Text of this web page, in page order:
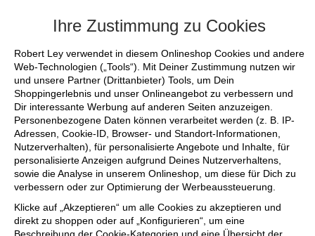
Ihre Zustimmung zu Cookies
Robert Ley verwendet in diesem Onlineshop Cookies und andere
Web-Technologien („Tools“). Mit Deiner Zustimmung nutzen wir
und unsere Partner (Drittanbieter) Tools, um Dein
Shoppingerlebnis und unser Onlineangebot zu verbessern und
Dir interessante Werbung auf anderen Seiten anzuzeigen.
Personenbezogene Daten können verarbeitet werden (z. B. IP-
Adressen, Cookie-ID, Browser- und Standort-Informationen,
Nutzerverhalten), für personalisierte Angebote und Inhalte, für
personalisierte Anzeigen aufgrund Deines Nutzerverhaltens,
sowie die Analyse in unserem Onlineshop, um diese für Dich zu
verbessern oder zur Optimierung der Werbeaussteuerung.
Klicke auf „Akzeptieren“ um alle Cookies zu akzeptieren und
direkt zu shoppen oder auf „Konfigurieren“, um eine